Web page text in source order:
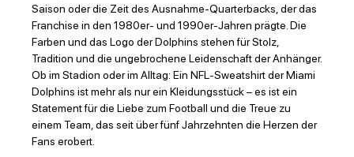
Saison oder die Zeit des Ausnahme-Quarterbacks, der das
Franchise in den 1980er- und 1990er-Jahren prägte. Die
Farben und das Logo der Dolphins stehen für Stolz,
Tradition und die ungebrochene Leidenschaft der Anhänger.
Ob im Stadion oder im Alltag: Ein NFL-Sweatshirt der Miami
Dolphins ist mehr als nur ein Kleidungsstück – es ist ein
Statement für die Liebe zum Football und die Treue zu
einem Team, das seit über fünf Jahrzehnten die Herzen der
Fans erobert.